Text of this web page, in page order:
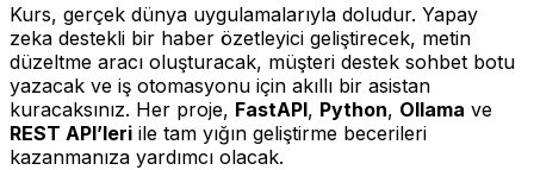
Kurs, gerçek dünya uygulamalarıyla doludur. Yapay
zeka destekli bir haber özetleyici geliştirecek, metin
düzeltme aracı oluşturacak, müşteri destek sohbet botu
yazacak ve iş otomasyonu için akıllı bir asistan
kuracaksınız. Her proje, FastAPI, Python, Ollama ve
REST API’leri ile tam yığın geliştirme becerileri
kazanmanıza yardımcı olacak.